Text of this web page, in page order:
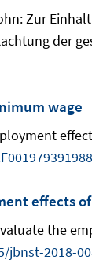
Zur
der
wage
effects
the
jbnst-2018-